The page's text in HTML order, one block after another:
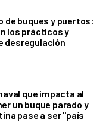
de buques y puertos:
los prácticos y
desregulación
que impacta al
un buque parado y
pase a ser "país